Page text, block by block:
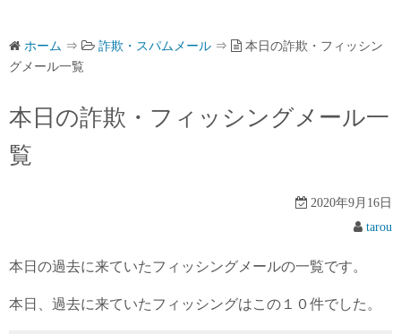
ホーム ⇒ 詐欺・スパムメール ⇒
本日の詐欺・フィッシン
グメール一覧
本日の詐欺・フィッシングメール一
覧
2020年9月16日
tarou
本日の過去に来ていたフィッシングメールの一覧です。
本日、過去に来ていたフィッシングはこの１０件でした。